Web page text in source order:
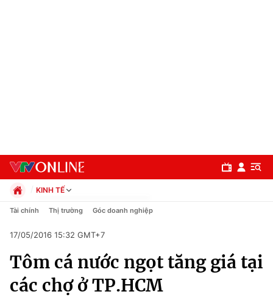
Chuyên mục
Chính trị
KINH TẾ
Chính trị
Pháp luật
Kinh tế
Thể thao
Truyền hình
Tài chính Thị trường Góc doanh nghiệp
17/05/2016 15:32 GMT+7
Tôm cá nước ngọt tăng giá tại
các chợ ở TP.HCM